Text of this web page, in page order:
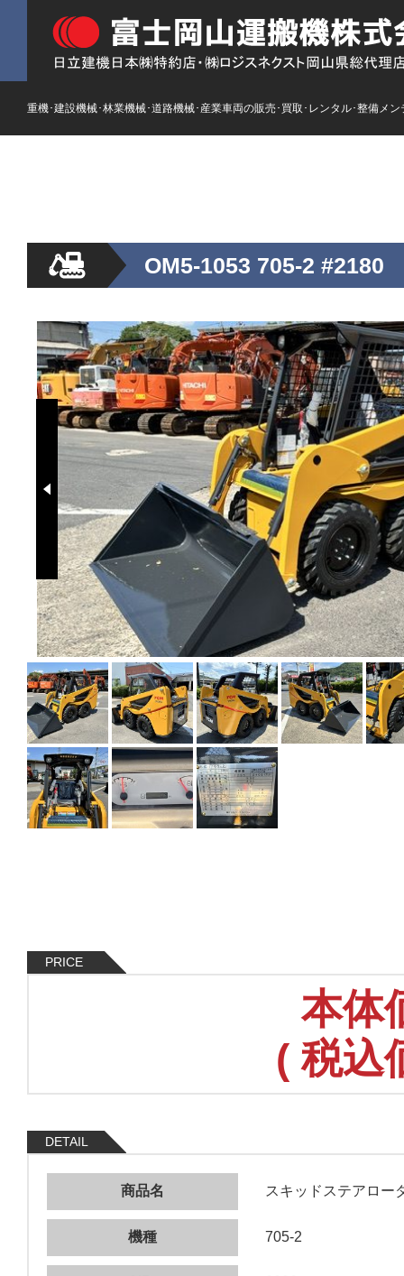
重機･建設機械･林業機械･道路機械･産業車両の販売･買取･レンタル･整備メン
OM5-1053 705-2 #2180
PRICE
本体
(税込
DETAIL
商品名 スキッドステアロー
機種 705-2